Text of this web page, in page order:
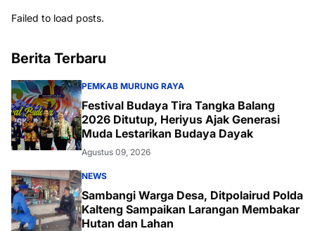
Failed to load posts.
Berita Terbaru
PEMKAB MURUNG RAYA
Festival Budaya Tira Tangka Balang
2026 Ditutup, Heriyus Ajak Generasi
Muda Lestarikan Budaya Dayak
Agustus 09, 2026
NEWS
Sambangi Warga Desa, Ditpolairud Polda
Kalteng Sampaikan Larangan Membakar
Hutan dan Lahan